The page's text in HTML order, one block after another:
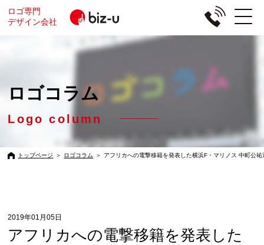
ロゴ専門
デザイン会社
ロゴコラム
Logo column
トップページ ＞ ロゴコラム ＞ アフリカへの電撃移籍を発表した横浜F・マリノス 中町公
2019年01月05日
アフリカへの電撃移籍を発表した